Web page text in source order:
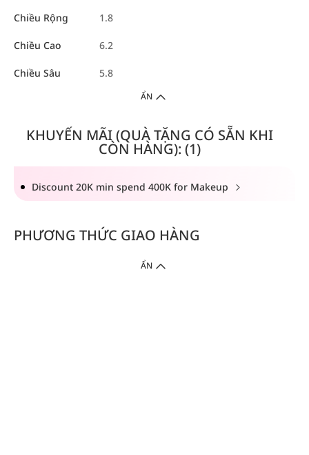
Chiều Rộng 1.8
Chiều Cao 6.2
Chiều Sâu 5.8
ẨN
KHUYẾN MÃI (QUÀ TẶNG CÓ SẴN KHI
CÒN HÀNG): (1)
Discount 20K min spend 400K for Makeup
PHƯƠNG THỨC GIAO HÀNG
ẨN